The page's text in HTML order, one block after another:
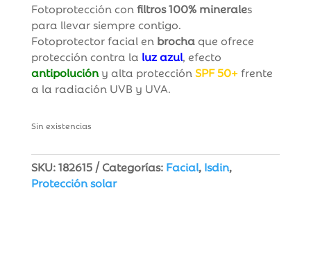
Fotoprotección con filtros 100% minerales
para llevar siempre contigo.
Fotoprotector facial en brochaque ofrece
protección contra la luz azul, efecto
antipolucióny alta protección SPF 50+ frente
a la radiación UVB y UVA.
Sin existencias
SKU:182615 Categorías: Facial, Isdin,
Protección solar